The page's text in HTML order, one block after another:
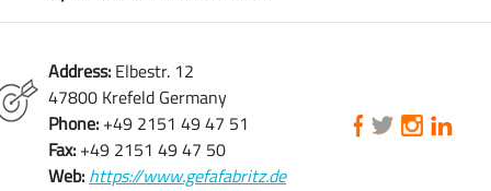
Address: Elbestr. 12
47800 Krefeld Germany
Phone: +49 2151 49 47 51
Fax: +49 2151 49 47 50
Web: https://www.gefafabritz.de